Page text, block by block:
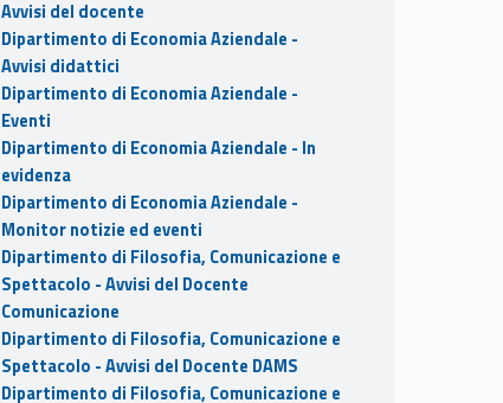
Avvisi del docente
Dipartimento di Economia Aziendale -
Avvisi didattici
Dipartimento di Economia Aziendale -
Eventi
Dipartimento di Economia Aziendale - In
evidenza
Dipartimento di Economia Aziendale -
Monitor notizie ed eventi
Dipartimento di Filosofia, Comunicazione e
Spettacolo - Avvisi del Docente
Comunicazione
Dipartimento di Filosofia, Comunicazione e
Spettacolo - Avvisi del Docente DAMS
Dipartimento di Filosofia, Comunicazione e